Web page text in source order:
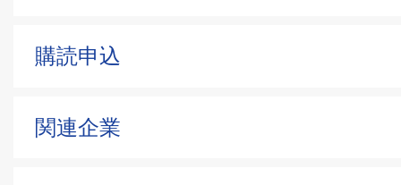
購読申込
関連企業